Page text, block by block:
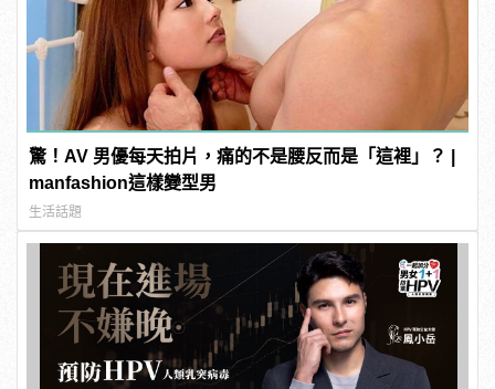
驚！AV 男優每天拍片，痛的不是腰反而是「這裡」？ |
manfashion這樣變型男
生活話題